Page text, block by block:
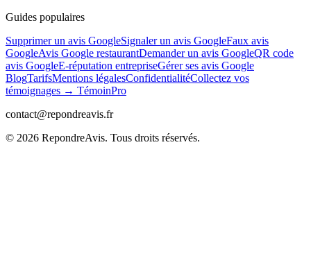
Guides populaires
Supprimer un avis GoogleSignaler un avis GoogleFaux avis
GoogleAvis Google restaurantDemander un avis GoogleQR code
avis GoogleE-réputation entrepriseGérer ses avis Google
BlogTarifsMentions légalesConfidentialitéCollectez vos
témoignages → TémoinPro
contact@repondreavis.fr
© 2026 RepondreAvis. Tous droits réservés.